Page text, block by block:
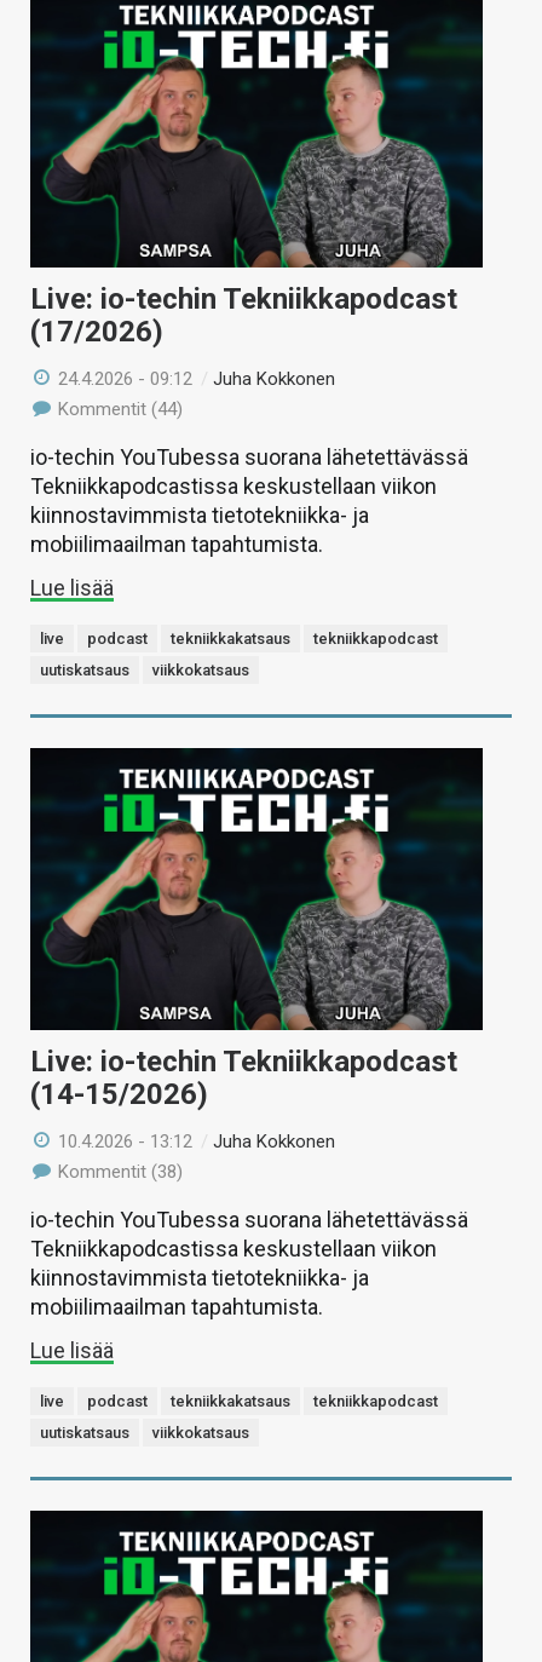
Live: io-techin Tekniikkapodcast
(17/2026)
24.4.2026 - 09:12 /Juha Kokkonen
Kommentit (44)
io-techin YouTubessa suorana lähetettävässä
Tekniikkapodcastissa keskustellaan viikon
kiinnostavimmista tietotekniikka- ja
mobiilimaailman tapahtumista.
Lue lisää
live podcast tekniikkakatsaus
tekniikkapodcast
uutiskatsaus
viikkokatsaus
Live: io-techin Tekniikkapodcast
(14-15/2026)
10.4.2026 - 13:12 /Juha Kokkonen
Kommentit (38)
io-techin YouTubessa suorana lähetettävässä
Tekniikkapodcastissa keskustellaan viikon
kiinnostavimmista tietotekniikka- ja
mobiilimaailman tapahtumista.
Lue lisää
live podcast tekniikkakatsaus
tekniikkapodcast
uutiskatsaus
viikkokatsaus